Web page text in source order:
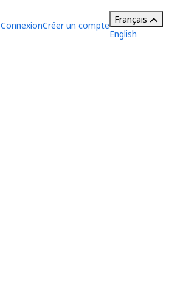
ConnexionCréer un compte
Français
English